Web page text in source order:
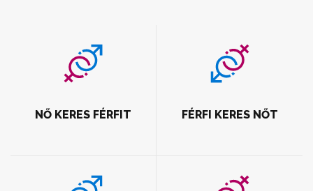
NŐ KERES FÉRFIT FÉRFI KERES NŐT